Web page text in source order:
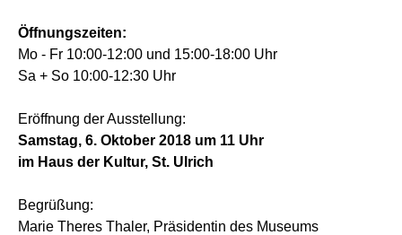
Öffnungszeiten:
Mo - Fr 10:00-12:00 und 15:00-18:00 Uhr
Sa + So 10:00-12:30 Uhr
Eröffnung der Ausstellung:
Samstag, 6. Oktober 2018 um 11 Uhr
im Haus der Kultur, St. Ulrich
Begrüßung:
Marie Theres Thaler, Präsidentin des Museums